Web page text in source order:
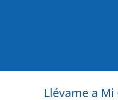
Llévame a Mi